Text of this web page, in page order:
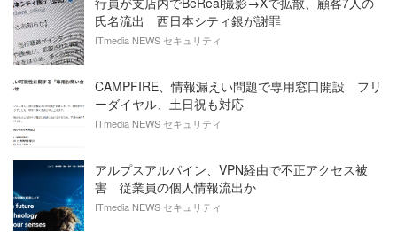
氏名流出 西日本シティ銀が謝罪
ITmedia NEWS セキュリティ
CAMPFIRE、情報漏えい問題で専用窓口開設 フリ
ーダイヤル、土日祝も対応
ITmedia NEWS セキュリティ
アルプスアルパイン、VPN経由で不正アクセス被
害 従業員の個人情報流出か
ITmedia NEWS セキュリティ